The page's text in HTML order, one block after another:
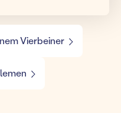
Vierbeiner